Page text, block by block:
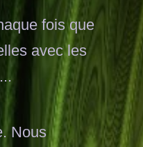
fois que
avec les
Nous